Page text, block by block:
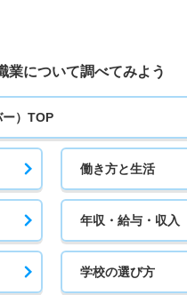
業について調べてみよう
）TOP
働き方と生活
年収・給与・収入
学校の選び方